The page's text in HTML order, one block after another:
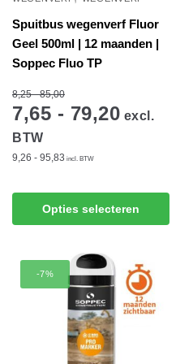
Spuitbus wegenverf Fluor
Geel 500ml | 12 maanden |
Soppec Fluo TP
8,25 - 85,00
7,65 - 79,20 excl.
BTW
9,26 - 95,83 incl. BTW
Opties selecteren
product
meerdere
variaties.
-7%